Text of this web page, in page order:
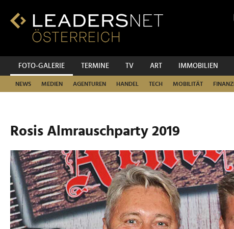
Inhalt
Fußzeilen-
Hauptnavigation
FOTO-GALERIE TERMINE TV ART IMMOBILIEN
NEWS MEDIEN AGENTUREN HANDEL TECH MOBILITÄT
Rosis Almrauschparty 2019